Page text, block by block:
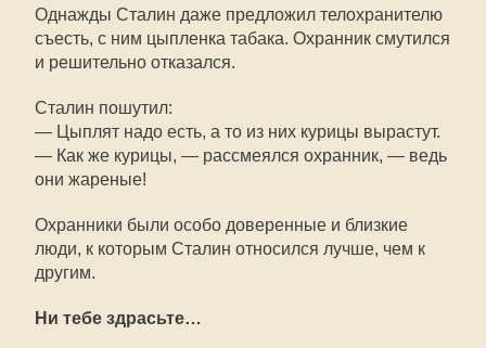
Однажды Сталин даже предложил телохранителю
съесть, с ним цыпленка табака. Охранник смутился
и решительно отказался.
Сталин пошутил:
— Цыплят надо есть, а то из них курицы вырастут.
— Как же курицы, — рассмеялся охранник, — ведь
они жареные!
Охранники были особо доверенные и близкие
люди, к которым Сталин относился лучше, чем к
другим.
Ни тебе здрасьте…